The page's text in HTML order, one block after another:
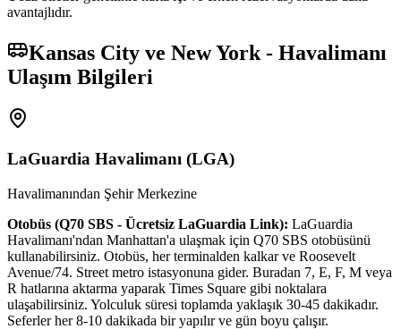
avantajlıdır.
Kansas City ve New York - Havalimanı
Ulaşım Bilgileri
LaGuardia Havalimanı (LGA)
Havalimanından Şehir Merkezine
Otobüs (Q70 SBS - Ücretsiz LaGuardia Link): LaGuardia
Havalimanı'ndan Manhattan'a ulaşmak için Q70 SBS otobüsünü
kullanabilirsiniz. Otobüs, her terminalden kalkar ve Roosevelt
Avenue/74. Street metro istasyonuna gider. Buradan 7, E, F, M veya
R hatlarına aktarma yaparak Times Square gibi noktalara
ulaşabilirsiniz. Yolculuk süresi toplamda yaklaşık 30-45 dakikadır.
Seferler her 8-10 dakikada bir yapılır ve gün boyu çalışır.